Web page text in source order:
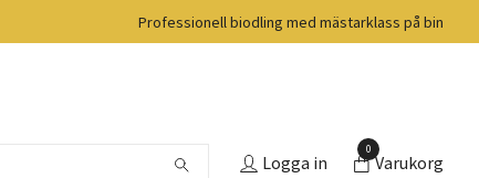
Professionell biodling med mästarklass på bin
Logga in
0
Varukorg